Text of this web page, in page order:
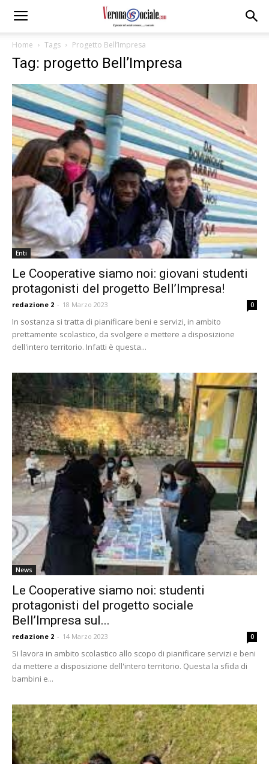
Home Tags Progetto Bell’Impresa
Tag: progetto Bell’Impresa
Enti
Le Cooperative siamo noi: giovani studenti
protagonisti del progetto Bell’Impresa!
redazione 2 - 18 Marzo 2023 0
In sostanza si tratta di pianificare beni e servizi, in ambito
prettamente scolastico, da svolgere e mettere a disposizione
dell'intero territorio. Infatti è questa...
News
Le Cooperative siamo noi: studenti
protagonisti del progetto sociale
Bell’Impresa sul...
redazione 2 - 14 Marzo 2023 0
Si lavora in ambito scolastico allo scopo di pianificare servizi e beni
da mettere a disposizione dell'intero territorio. Questa la sfida di
bambini e...